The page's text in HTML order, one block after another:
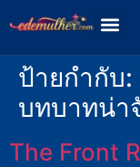
ป้ายกำกับ:
บทบาทน่า
The Front